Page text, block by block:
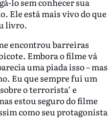
Ele está mais vivo do que
livro.
encontrou barreiras
Embora o filme vá
uma piada isso – mas
Eu que sempre fui um
o terrorista’ e
estou seguro do filme
como seu protagonista